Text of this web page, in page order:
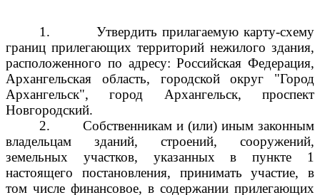
1.
Утвердить прилагаемую карту-схему
границ прилегающих территорий нежилого здания,
расположенного по адресу: Российская Федерация,
Архангельская область, городской округ "Город
Архангельск", город Архангельск, проспект
Новгородский.
2.
Собственникам и (или) иным законным
владельцам зданий, строений, сооружений,
земельных участков, указанных в пункте 1
настоящего постановления, принимать участие, в
том числе финансовое, в содержании прилегающих